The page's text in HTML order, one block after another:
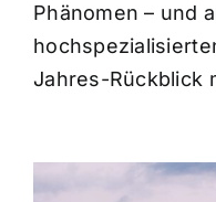
Phänomen – und
Jahres-Rückblick